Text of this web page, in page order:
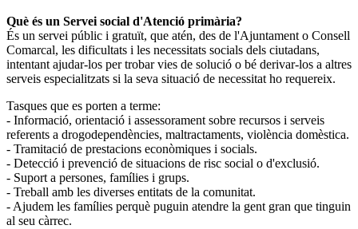
Què és un Servei social d'Atenció primària?
És un servei públic i gratuït, que atén, des de l'Ajuntament o Consell
Comarcal, les dificultats i les necessitats socials dels ciutadans,
intentant ajudar-los per trobar vies de solució o bé derivar-los a altres
serveis especialitzats si la seva situació de necessitat ho requereix.
Tasques que es porten a terme:
- Informació, orientació i assessorament sobre recursos i serveis
referents a drogodependències, maltractaments, violència domèstica.
- Tramitació de prestacions econòmiques i socials.
- Detecció i prevenció de situacions de risc social o d'exclusió.
- Suport a persones, famílies i grups.
- Treball amb les diverses entitats de la comunitat.
- Ajudem les famílies perquè puguin atendre la gent gran que tinguin
al seu càrrec.